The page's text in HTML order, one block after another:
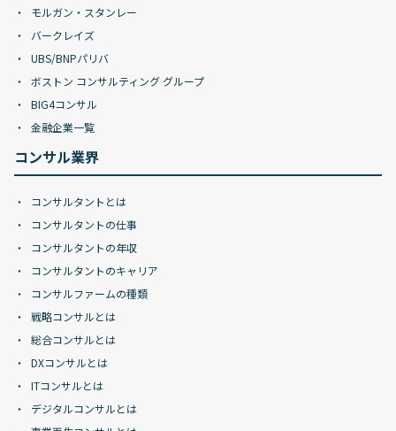
モルガン・スタンレー
バークレイズ
UBS/BNPパリバ
ボストン コンサルティング グループ
BIG4コンサル
金融企業一覧
コンサル業界
コンサルタントとは
コンサルタントの仕事
コンサルタントの年収
コンサルタントのキャリア
コンサルファームの種類
戦略コンサルとは
総合コンサルとは
DXコンサルとは
ITコンサルとは
デジタルコンサルとは